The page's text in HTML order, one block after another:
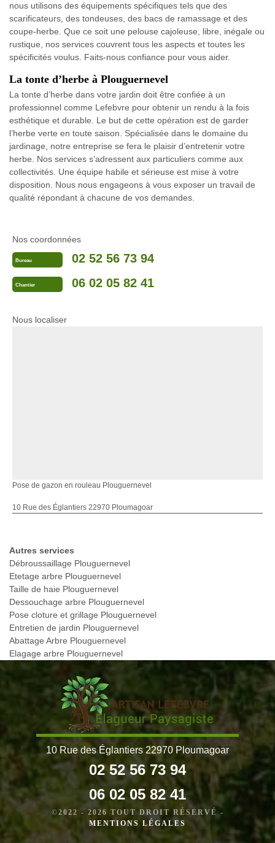
nous utilisons des équipements spécifiques tels que des
scarificateurs, des tondeuses, des bacs de ramassage et des
coupe-herbe. Que ce soit une pelouse cajoleuse, libre, inégale ou
rustique, nos services couvrent tous les aspects et toutes les
spécificités voulus. Faits-nous confiance pour vous aider.
La tonte d’herbe à Plouguernevel
La tonte d’herbe dans votre jardin doit être confiée à un
professionnel comme Lefebvre pour obtenir un rendu à la fois
esthétique et durable. Le but de cette opération est de garder
l’herbe verte en toute saison. Spécialisée dans le domaine du
jardinage, notre entreprise se fera le plaisir d’entretenir votre
herbe. Nos services s’adressent aux particuliers comme aux
collectivités. Une équipe habile et sérieuse est mise à votre
disposition. Nous nous engageons à vous exposer un travail de
qualité répondant à chacune de vos demandes.
Nos coordonnées
Bureau 02 52 56 73 94
Chantier 06 02 05 82 41
Nous localiser
Pose de gazon en rouleau Plouguernevel
10 Rue des Églantiers 22970 Ploumagoar
Autres services
Débroussaillage Plouguernevel
Etetage arbre Plouguernevel
Taille de haie Plouguernevel
Dessouchage arbre Plouguernevel
Pose cloture et grillage Plouguernevel
Entretien de jardin Plouguernevel
Abattage Arbre Plouguernevel
Elagage arbre Plouguernevel
10 Rue des Églantiers 22970 Ploumagoar
02 52 56 73 94
06 02 05 82 41
©2022 - 2026 TOUT DROIT RÉSERVÉ -
MENTIONS LÉGALES